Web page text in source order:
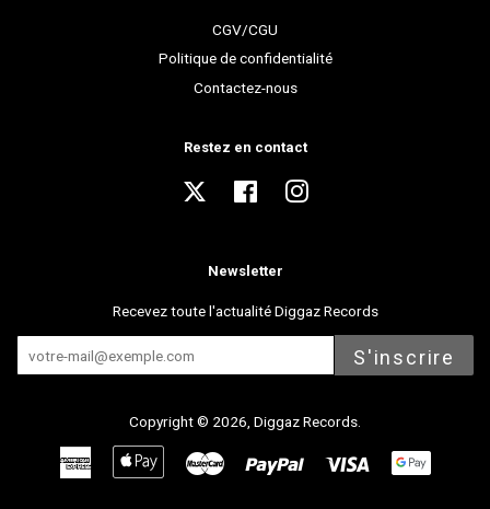
CGV/CGU
Politique de confidentialité
Contactez-nous
Restez en contact
Twitter FacebookInstagram
Newsletter
Recevez toute l'actualité Diggaz Records
S'inscrire
Copyright © 2026, Diggaz Records
American
Express
Apple
Pay
Master Paypal Visa